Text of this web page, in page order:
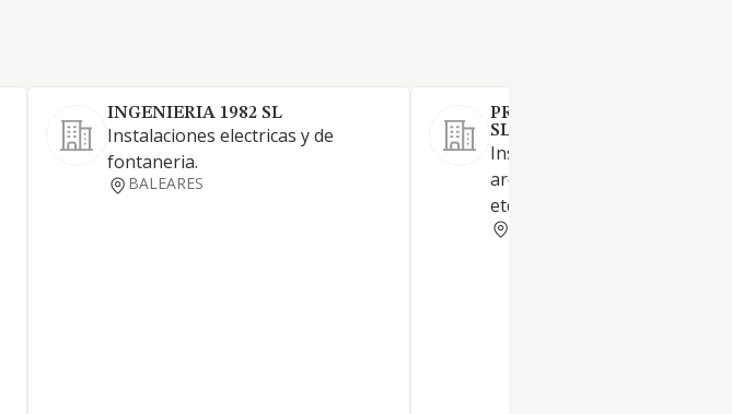
INGENIERIA 1982 SL
Instalaciones electricas y de
fontaneria.
BALEARES
PROJECT SOLVERS
SL.
Instalaciones técnicas,
arquitectura, obra civil y
etc.